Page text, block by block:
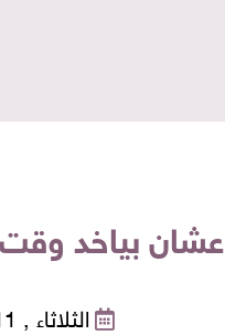
عشان بياخد
الثلاثاء , 11-01-2022